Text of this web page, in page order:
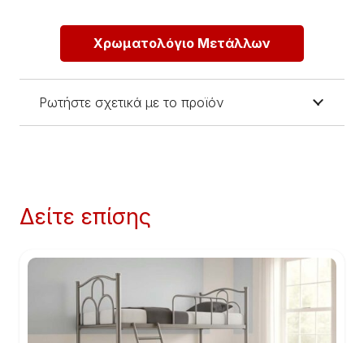
Χρωματολόγιο Μετάλλων
Ρωτήστε σχετικά με το προϊόν
Δείτε επίσης